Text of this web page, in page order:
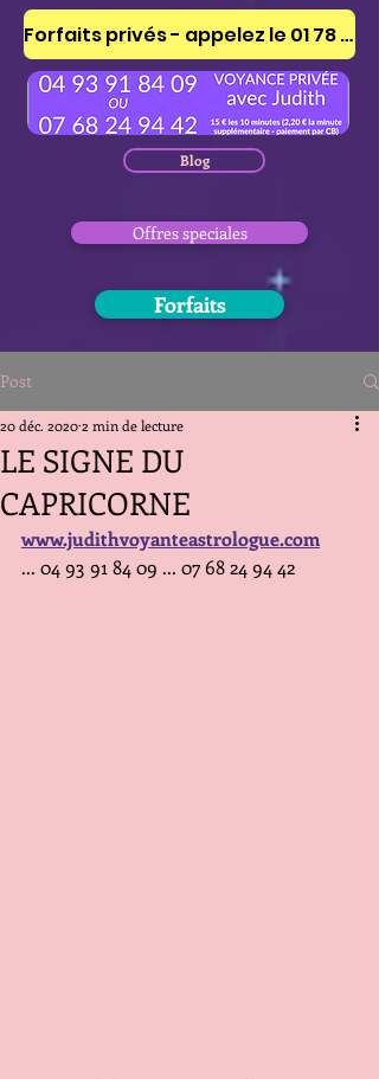
Blog
Offres speciales
Forfaits
Forfaits privés - appelez le 01 78 41 53 51
Post
LE SIGNE DU
CAPRICORNE
20 déc. 20202 min de lecture
www.judithvoyanteastrologue.com
... 04 93 91 84 09 ... 07 68 24 94 42